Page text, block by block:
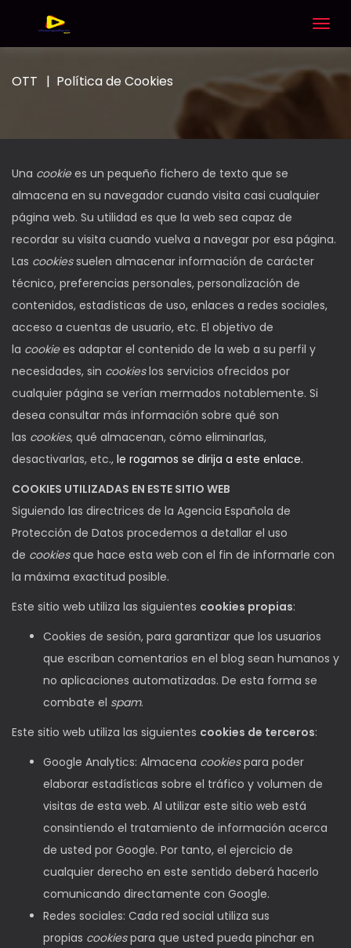
OTT Política de Cookies
Una cookiees un pequeño fichero de texto que se
almacena en su navegador cuando visita casi cualquier
página web. Su utilidad es que la web sea capaz de
recordar su visita cuando vuelva a navegar por esa página.
Las cookiessuelen almacenar información de carácter
técnico, preferencias personales, personalización de
contenidos, estadísticas de uso, enlaces a redes sociales,
acceso a cuentas de usuario, etc. El objetivo de
la cookiees adaptar el contenido de la web a su perfil y
necesidades, sin cookieslos servicios ofrecidos por
cualquier página se verían mermados notablemente. Si
desea consultar más información sobre qué son
las cookies, qué almacenan, cómo eliminarlas,
desactivarlas, etc., le rogamos se dirija a este enlace.
COOKIES UTILIZADAS EN ESTE SITIO WEB
Siguiendo las directrices de la Agencia Española de
Protección de Datos procedemos a detallar el uso
de cookiesque hace esta web con el fin de informarle con
la máxima exactitud posible.
Este sitio web utiliza las siguientes cookies propias:
Cookies de sesión, para garantizar que los usuarios
que escriban comentarios en el blog sean humanos y
no aplicaciones automatizadas. De esta forma se
combate el spam.
Este sitio web utiliza las siguientes cookies de terceros:
Google Analytics: Almacena cookiespara poder
elaborar estadísticas sobre el tráfico y volumen de
visitas de esta web. Al utilizar este sitio web está
consintiendo el tratamiento de información acerca
de usted por Google. Por tanto, el ejercicio de
cualquier derecho en este sentido deberá hacerlo
comunicando directamente con Google.
Redes sociales: Cada red social utiliza sus
propias cookiespara que usted pueda pinchar en